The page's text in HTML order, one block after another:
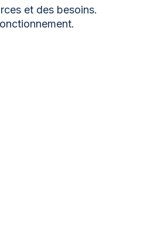
et des besoins.